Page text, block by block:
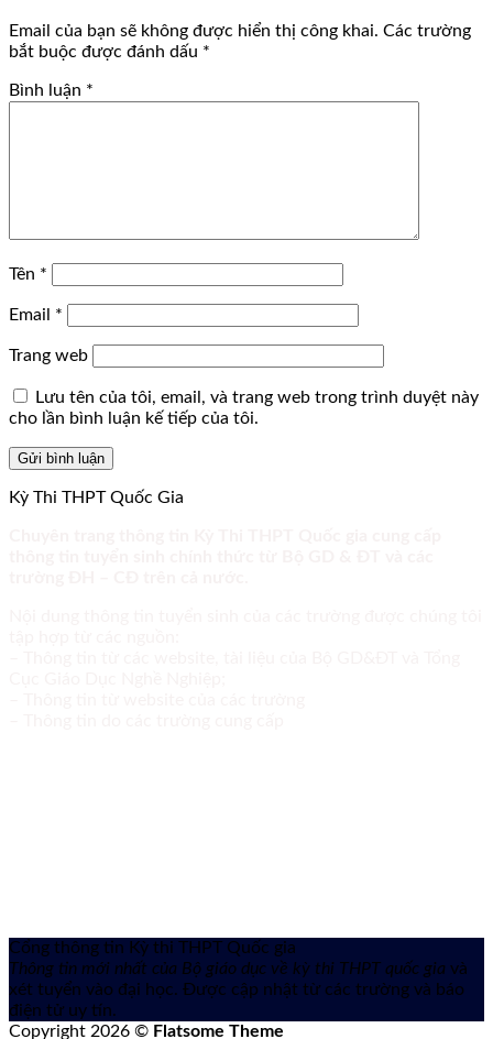
Email của bạn sẽ không được hiển thị công khai. Các trường
bắt buộc được đánh dấu *
Bình luận *
Tên *
Email *
Trang web
Lưu tên của tôi, email, và trang web trong trình duyệt này
cho lần bình luận kế tiếp của tôi.
Kỳ Thi THPT Quốc Gia
Cổng thông tin Kỳ thi THPT Quốc gia
Thông tin mới nhất của Bộ giáo dục về kỳ thi THPT quốc gia và
xét tuyển vào đại học. Được cập nhật từ các trường và báo
điện tử uy tín.
Copyright 2026 © Flatsome Theme